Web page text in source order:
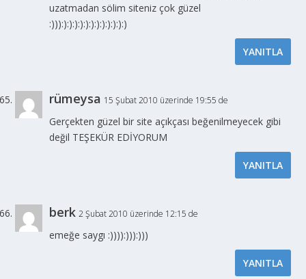
uzatmadan sölim siteniz çok güzel
:))):):):):):):):):):):):):)
YANITLA
rümeysa 15 Şubat 2010 üzerinde 19:55 de
Gerçekten güzel bir site açıkçası beğenilmeyecek gibi
değil TEŞEKÜR EDİYORUM
YANITLA
berk 2 Şubat 2010 üzerinde 12:15 de
emeğe saygı :)))):))):)))
YANITLA